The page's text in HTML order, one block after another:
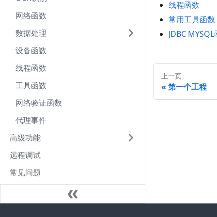
网络函数
数据处理
设备函数
线程函数
工具函数
网络验证函数
代理事件
高级功能
远程调试
常见问题
线程函数
常用工具函数
JDBC
上一页
第一个工程